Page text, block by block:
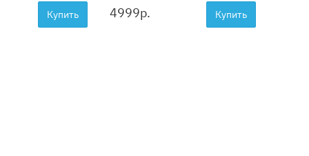
Купить 4999р. Купить